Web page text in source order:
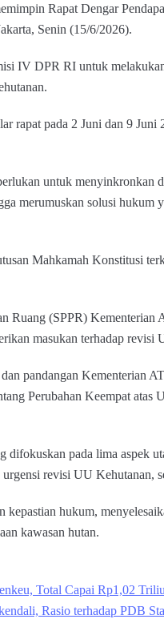
Rapat Dengar
Senin (15/6/2026).
IV DPR RI untuk
rapat pada 2 Juni dan 9
untuk menyinkronkan
merumuskan solusi hukum
Mahkamah Konstitusi
Ruang (SPPR)
masukan terhadap revisi
pandangan Kementerian
Perubahan Keempat
pada lima aspek
revisi UU Kehutanan,
hukum,
kawasan hutan.
Total Capai Rp1,02
Rasio terhadap PDB